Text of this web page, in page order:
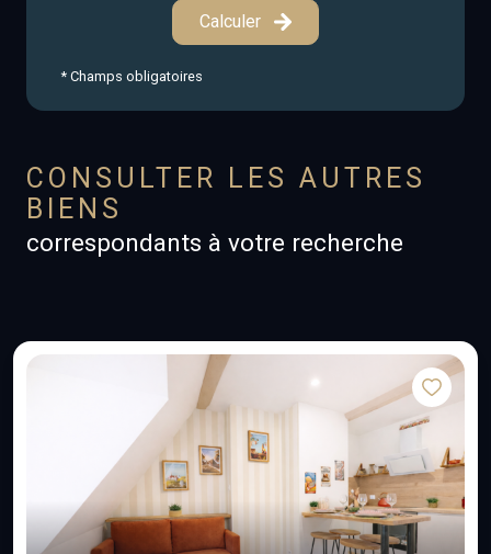
Calculer
* Champs obligatoires
CONSULTER LES AUTRES
BIENS
correspondants à votre recherche